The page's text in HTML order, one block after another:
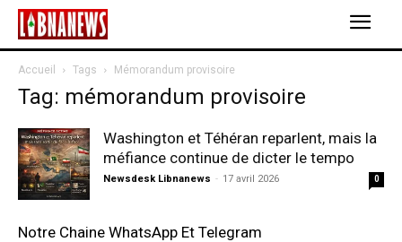
Accueil Tags Mémorandum provisoire
Tag: mémorandum provisoire
Washington et Téhéran reparlent, mais la
méfiance continue de dicter le tempo
Newsdesk Libnanews - 17 avril 2026 0
Notre Chaine WhatsApp Et Telegram